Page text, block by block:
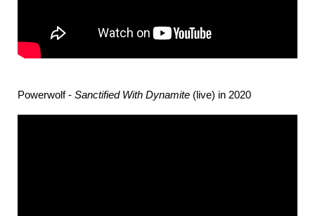
Powerwolf - Sanctified With Dynamite (live) in 2020